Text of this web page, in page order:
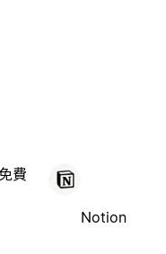
免費
Notion